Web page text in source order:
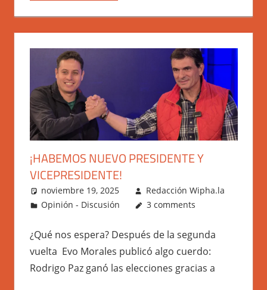
¡HABEMOS NUEVO PRESIDENTE Y
VICEPRESIDENTE!
noviembre 19, 2025
Redacción Wipha.la
Opinión - Discusión
3 comments
¿Qué nos espera? Después de la segunda
vuelta Evo Morales publicó algo cuerdo:
Rodrigo Paz ganó las elecciones gracias a